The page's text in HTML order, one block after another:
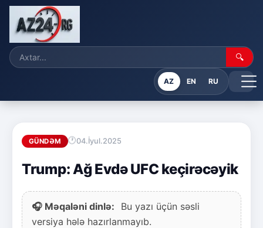
🔍
AZ EN RU
GÜNDƏM 04.İyul.2025
Trump: Ağ Evdə UFC keçirəcəyik
🎧 Məqaləni dinlə:
Bu yazı üçün səsli
versiya hələ hazırlanmayıb.